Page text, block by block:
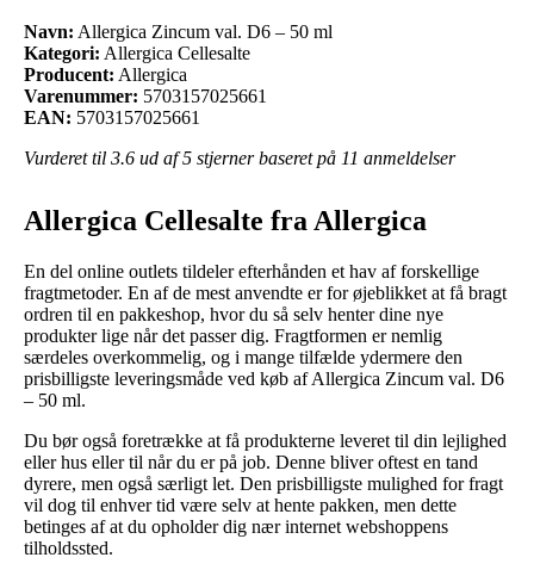
Navn: Allergica Zincum val. D6 – 50 ml
Kategori: Allergica Cellesalte
Producent: Allergica
Varenummer: 5703157025661
EAN: 5703157025661
Vurderet til 3.6 ud af 5 stjerner baseret på 11 anmeldelser
Allergica Cellesalte fra Allergica
En del online outlets tildeler efterhånden et hav af forskellige
fragtmetoder. En af de mest anvendte er for øjeblikket at få bragt
ordren til en pakkeshop, hvor du så selv henter dine nye
produkter lige når det passer dig. Fragtformen er nemlig
særdeles overkommelig, og i mange tilfælde ydermere den
prisbilligste leveringsmåde ved køb af Allergica Zincum val. D6
– 50 ml.
Du bør også foretrække at få produkterne leveret til din lejlighed
eller hus eller til når du er på job. Denne bliver oftest en tand
dyrere, men også særligt let. Den prisbilligste mulighed for fragt
vil dog til enhver tid være selv at hente pakken, men dette
betinges af at du opholder dig nær internet webshoppens
tilholdssted.